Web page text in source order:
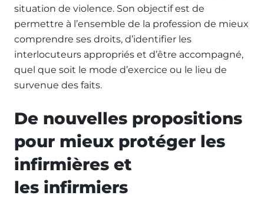
situation de violence. Son objectif est de
permettre à l’ensemble de la profession de mieux
comprendre ses droits, d’identifier les
interlocuteurs appropriés et d’être accompagné,
quel que soit le mode d’exercice ou le lieu de
survenue des faits.
De nouvelles propositions
pour mieux protéger les
infirmières et
les infirmiers